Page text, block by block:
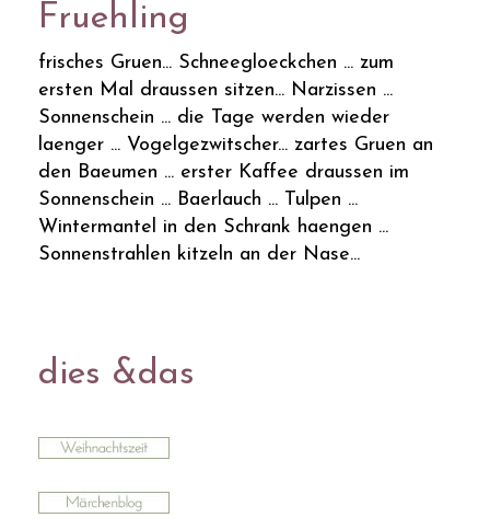
Fruehling
frisches Gruen... Schneegloeckchen ... zum
ersten Mal draussen sitzen... Narzissen ...
Sonnenschein ... die Tage werden wieder
laenger ... Vogelgezwitscher... zartes Gruen an
den Baeumen ... erster Kaffee draussen im
Sonnenschein ... Baerlauch ... Tulpen ...
Wintermantel in den Schrank haengen ...
Sonnenstrahlen kitzeln an der Nase...
dies &das